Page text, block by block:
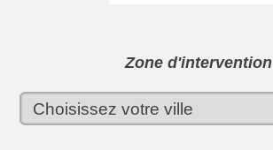
Zone d'intervention